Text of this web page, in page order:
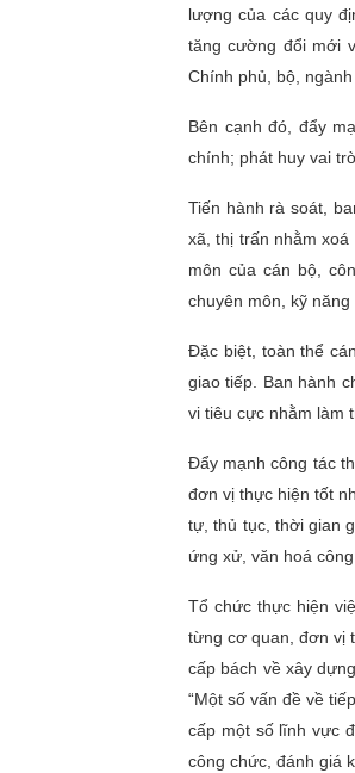
lượng của các quy
tăng cường đổi mới
Chính phủ, bộ,
Bên cạnh đó, đẩy
chính; phát huy vai
Tiến hành rà soát,
xã, thị trấn nhằm
môn của cán bộ,
chuyên môn, kỹ
Đặc biệt, toàn thể
giao tiếp. Ban hành
vi tiêu cực nhằm làm
Đẩy mạnh công tác
đơn vị thực hiện tốt
tự, thủ tục, thời gian
ứng xử, văn hoá
Tổ chức thực hiện
từng cơ quan, đơn vị
cấp bách về xây
“Một số vấn đề về
cấp một số lĩnh vực
công chức, đánh giá